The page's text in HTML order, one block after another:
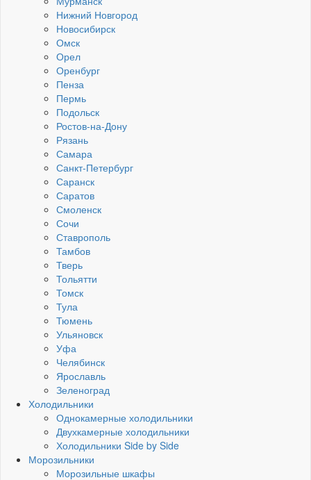
Нижний Новгород
Новосибирск
Омск
Орел
Оренбург
Пенза
Пермь
Подольск
Ростов-на-Дону
Рязань
Самара
Санкт-Петербург
Саранск
Саратов
Смоленск
Сочи
Ставрополь
Тамбов
Тверь
Тольятти
Томск
Тула
Тюмень
Ульяновск
Уфа
Челябинск
Ярославль
Зеленоград
Холодильники
Однокамерные холодильники
Двухкамерные холодильники
Холодильники Side by Side
Морозильники
Морозильные шкафы